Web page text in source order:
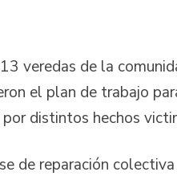
veredas de la
el plan de trabajo
distintos hechos
de reparación